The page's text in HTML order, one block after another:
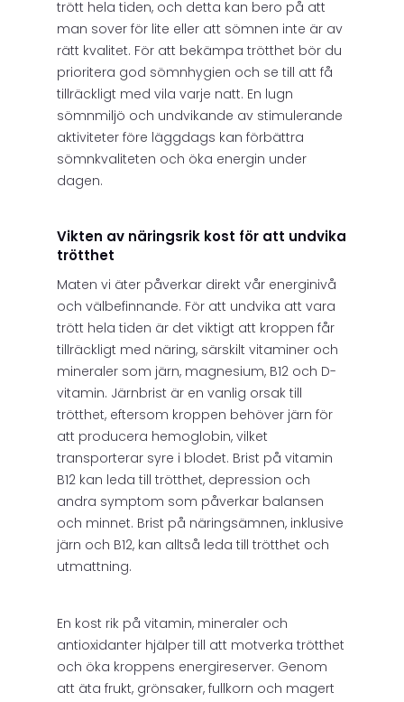
trött hela tiden, och detta kan bero på att
man sover för lite eller att sömnen inte är av
rätt kvalitet. För att bekämpa trötthet bör du
prioritera god sömnhygien och se till att få
tillräckligt med vila varje natt. En lugn
sömnmiljö och undvikande av stimulerande
aktiviteter före läggdags kan förbättra
sömnkvaliteten och öka energin under
dagen.
Vikten av näringsrik kost för att undvika
trötthet
Maten vi äter påverkar direkt vår energinivå
och välbefinnande. För att undvika att vara
trött hela tiden är det viktigt att kroppen får
tillräckligt med näring, särskilt vitaminer och
mineraler som järn, magnesium, B12 och D-
vitamin. Järnbrist är en vanlig orsak till
trötthet, eftersom kroppen behöver järn för
att producera hemoglobin, vilket
transporterar syre i blodet. Brist på vitamin
B12 kan leda till trötthet, depression och
andra symptom som påverkar balansen
och minnet. Brist på näringsämnen, inklusive
järn och B12, kan alltså leda till trötthet och
utmattning.
En kost rik på vitamin, mineraler och
antioxidanter hjälper till att motverka trötthet
och öka kroppens energireserver. Genom
att äta frukt, grönsaker, fullkorn och magert